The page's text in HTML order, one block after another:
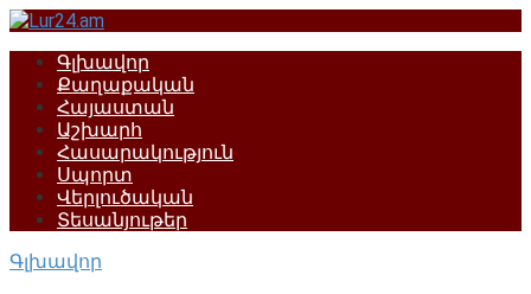
Перейти
контентуԳլխավոր
Քաղաքական
Հայաստան
Աշխարհ
Հասարակություն
Սպորտ
Վերլուծական
Տեսանյութեր
Գլխավոր